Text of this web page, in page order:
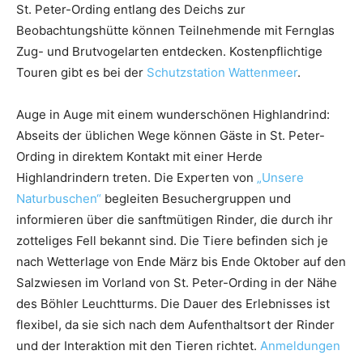
St. Peter-Ording entlang des Deichs zur
Beobachtungshütte können Teilnehmende mit Fernglas
Zug- und Brutvogelarten entdecken. Kostenpflichtige
Touren gibt es bei der Schutzstation Wattenmeer.
Auge in Auge mit einem wunderschönen Highlandrind:
Abseits der üblichen Wege können Gäste in St. Peter-
Ording in direktem Kontakt mit einer Herde
Highlandrindern treten. Die Experten von „Unsere
Naturbuschen“ begleiten Besuchergruppen und
informieren über die sanftmütigen Rinder, die durch ihr
zotteliges Fell bekannt sind. Die Tiere befinden sich je
nach Wetterlage von Ende März bis Ende Oktober auf den
Salzwiesen im Vorland von St. Peter-Ording in der Nähe
des Böhler Leuchtturms. Die Dauer des Erlebnisses ist
flexibel, da sie sich nach dem Aufenthaltsort der Rinder
und der Interaktion mit den Tieren richtet. Anmeldungen